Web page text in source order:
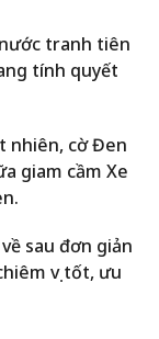
tranh tiên
tính quyết
nhiên, cờ Đen
giam cầm Xe
sau đơn giản
vị tốt, ưu